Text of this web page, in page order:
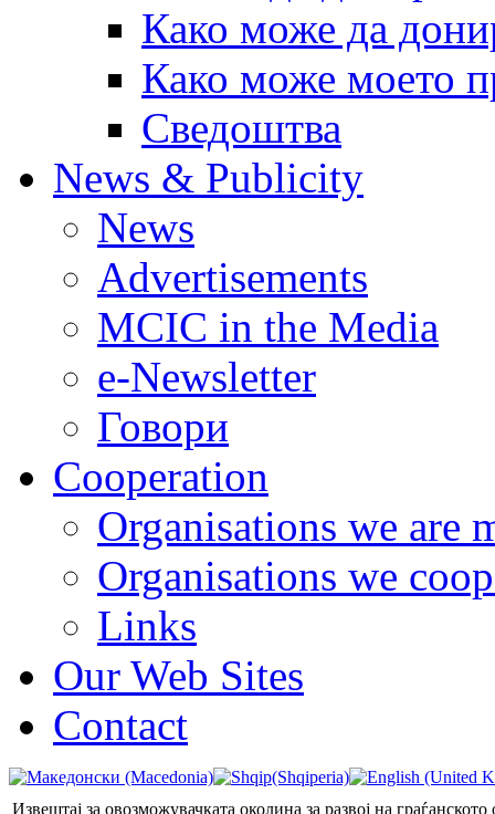
Како може да
Како може моето
Сведоштва
News & Publicity
News
Advertisements
MCIC in the Media
e-Newsletter
Говори
Cooperation
Organisations we are
Organisations we
Links
Our Web Sites
Contact
Извештај за овозможувачката околина за развој на